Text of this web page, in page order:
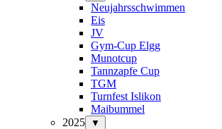
Neujahrsschwimmen
Eis
JV
Gym-Cup Elgg
Munotcup
Tannzapfe Cup
TGM
Turnfest Islikon
Maibummel
2025
▼